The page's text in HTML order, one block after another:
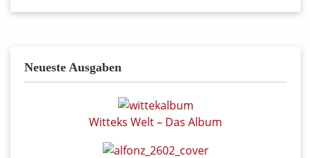
Neueste Ausgaben
Witteks Welt – Das Album